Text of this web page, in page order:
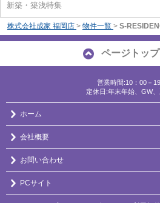
新築・築浅特集
株式会社成家 福岡店 > 物件一覧 > S-
ページトッ
営業時間:10：00－
定休日:年末年始、GW
ホーム
会社概要
お問い合わせ
PCサイト